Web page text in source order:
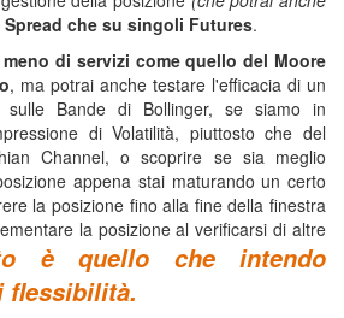
che su singoli Futures.
di servizi come quello del Moore
, ma potrai anche testare l'efficacia di un
sulle Bande di Bollinger, se siamo in
di Volatilità, piuttosto che del
Channel, o scoprire se sia meglio
appena stai maturando un certo
la posizione fino alla fine della finestra
la posizione al verificarsi di altre
è quello che intendo
flessibilità.